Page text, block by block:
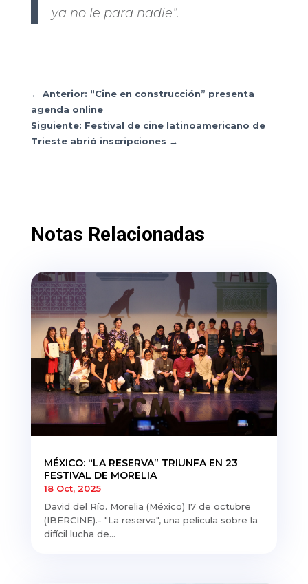
ya no le para nadie”.
← Anterior: “Cine en construcción” presenta
agenda online
Siguiente: Festival de cine latinoamericano de
Trieste abrió inscripciones →
Notas Relacionadas
MÉXICO: “LA RESERVA” TRIUNFA EN 23
FESTIVAL DE MORELIA
18 Oct, 2025
David del Río. Morelia (México) 17 de octubre
(IBERCINE).- "La reserva", una película sobre la
difícil lucha de...